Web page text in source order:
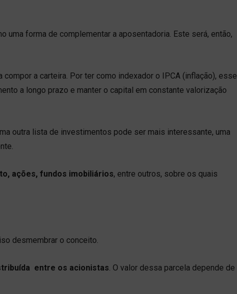
uma forma de complementar a aposentadoria. Este será, então,
compor a carteira. Por ter como indexador o IPCA (inflação), esse
a longo prazo e manter o capital em constante valorização
outra lista de investimentos pode ser mais interessante, uma
ações, fundos imobiliários, entre outros, sobre os quais
desmembrar o conceito.
entre os acionistas . O valor dessa parcela depende de